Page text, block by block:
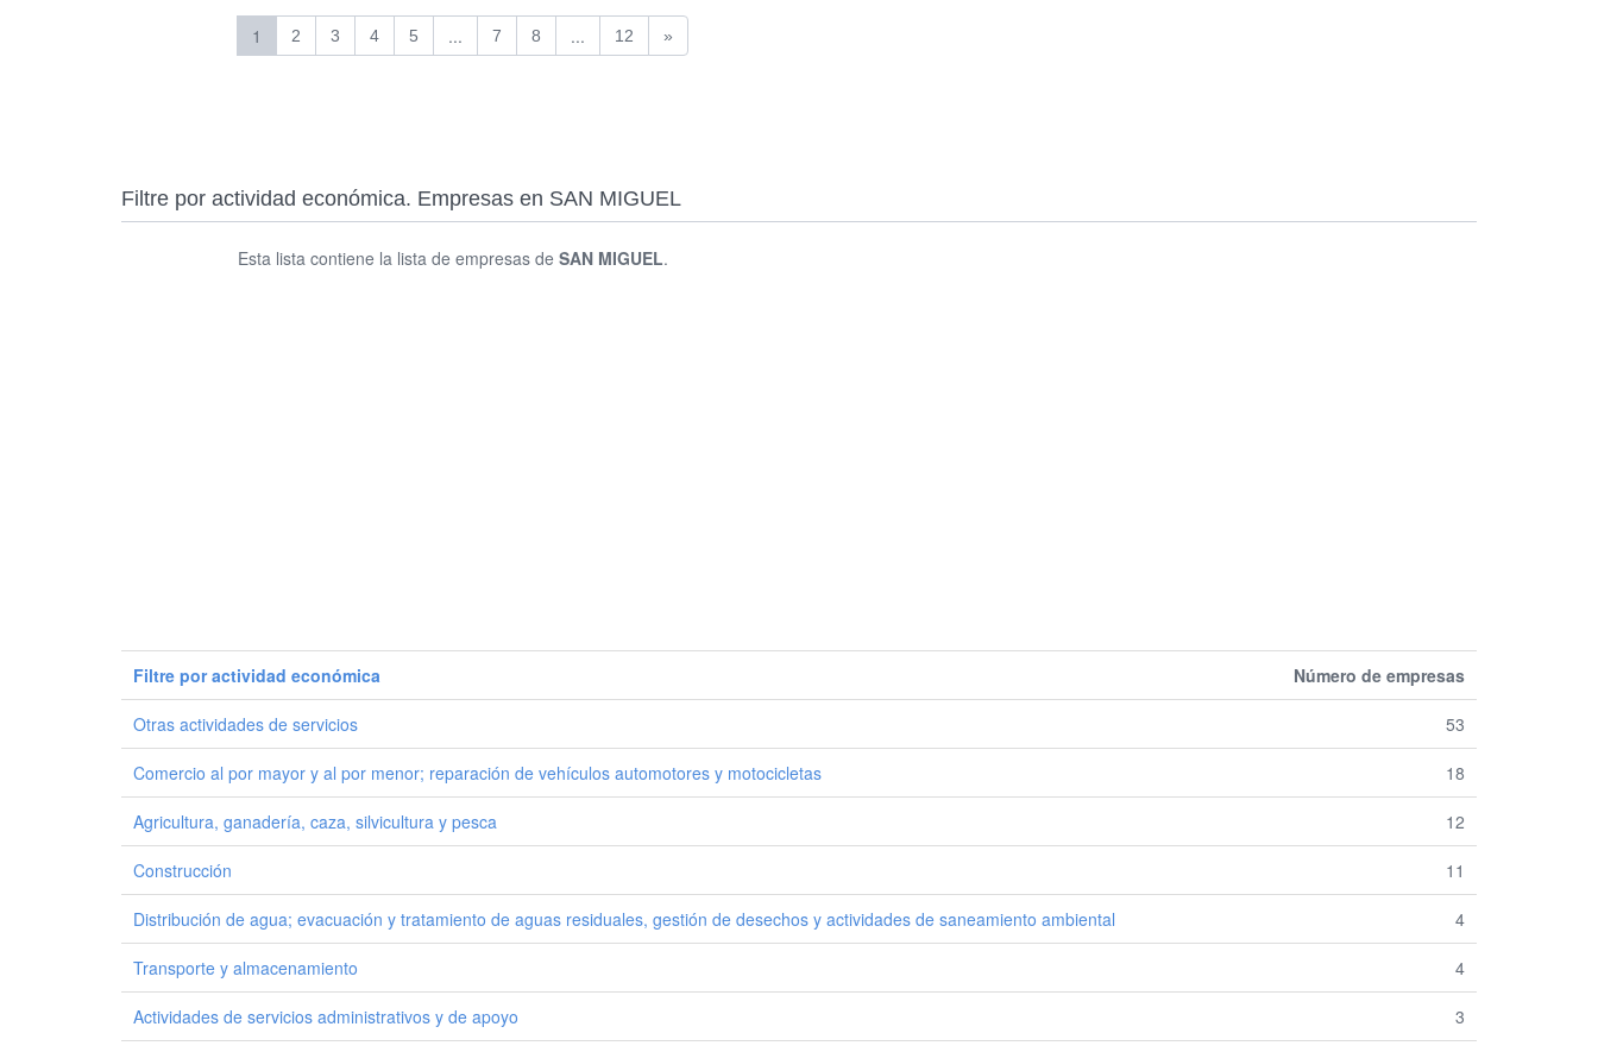
1 2 3 4 5 ... 7 8 ... 12 »
Filtre por actividad económica. Empresas en SAN MIGUEL
Esta lista contiene la lista de empresas de SAN MIGUEL.
Filtre por actividad económica Número de empresas
Otras actividades de servicios 53
Comercio al por mayor y al por menor; reparación de vehículos automotores y motocicletas 18
Agricultura, ganadería, caza, silvicultura y pesca 12
Construcción 11
Distribución de agua; evacuación y tratamiento de aguas residuales, gestión de desechos y actividades de saneamiento ambiental 4
Transporte y almacenamiento 4
Actividades de servicios administrativos y de apoyo 3